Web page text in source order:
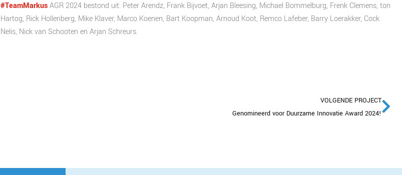
#TeamMarkusAGR 2024 bestond uit: Peter Arendz, Frank Bijvoet, Arjan Bleesing, Michael Bommelburg, Frenk Clemens, ton
Hartog, Rick Hollenberg, Mike Klaver, Marco Koenen, Bart Koopman, Arnoud Koot, Remco Lafeber, Barry Loerakker, Cock
Nelis, Nick van Schooten en Arjan Schreurs.
VOLGENDE PROJECT
Genomineerd voor Duurzame Innovatie Award 2024!